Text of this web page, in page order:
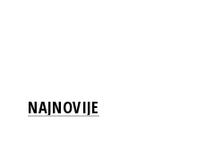
NAJNOVIJE